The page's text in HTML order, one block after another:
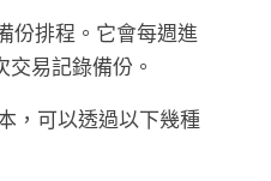
份排程。它會每週進
交易記錄備份。
，可以透過以下幾種